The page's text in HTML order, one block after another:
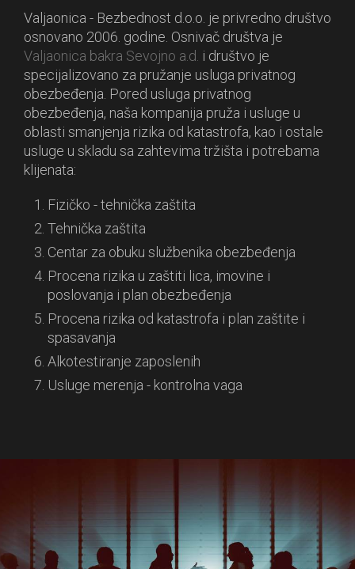
Valjaonica - Bezbednost d.o.o. je privredno društvo
osnovano 2006. godine. Osnivač društva je
Valjaonica bakra Sevojno a.d. i društvo je
specijalizovano za pružanje usluga privatnog
obezbeđenja. Pored usluga privatnog
obezbeđenja, naša kompanija pruža i usluge u
oblasti smanjenja rizika od katastrofa, kao i ostale
usluge u skladu sa zahtevima tržišta i potrebama
klijenata:
Fizičko - tehnička zaštita
Tehnička zaštita
Centar za obuku službenika obezbeđenja
Procena rizika u zaštiti lica, imovine i
poslovanja i plan obezbeđenja
Procena rizika od katastrofa i plan zaštite i
spasavanja
Alkotestiranje zaposlenih
Usluge merenja - kontrolna vaga